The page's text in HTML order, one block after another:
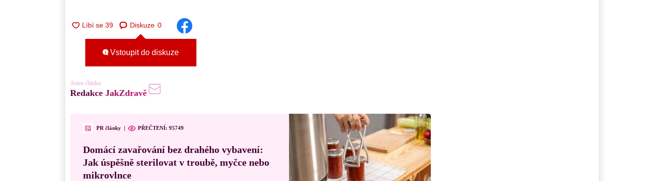
Diskuze 0
Vstoupit do diskuze
Autor článku
Redakce JakZdravě
PR články PŘEČTENÍ: 95749
Domácí zavařování bez drahého vybavení:
Jak úspěšně sterilovat v troubě, myčce nebo
mikrovlnce